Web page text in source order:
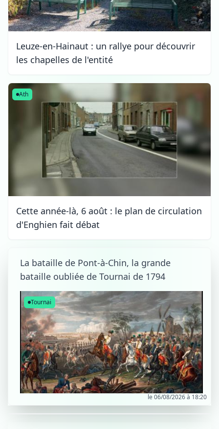
Leuze-en-Hainaut : un rallye pour découvrir
les chapelles de l'entité
Ath
Cette année-là, 6 août : le plan de circulation
d'Enghien fait débat
La bataille de Pont-à-Chin, la grande
bataille oubliée de Tournai de 1794
le 06/08/2026 à 18:20
Tournai